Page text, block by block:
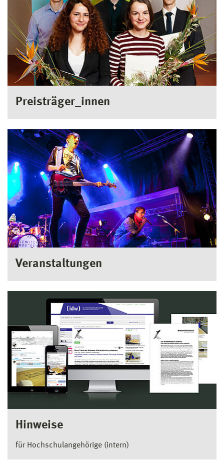
Preisträger_innen
Veranstaltungen
Hinweise
für Hochschulangehörige (intern)